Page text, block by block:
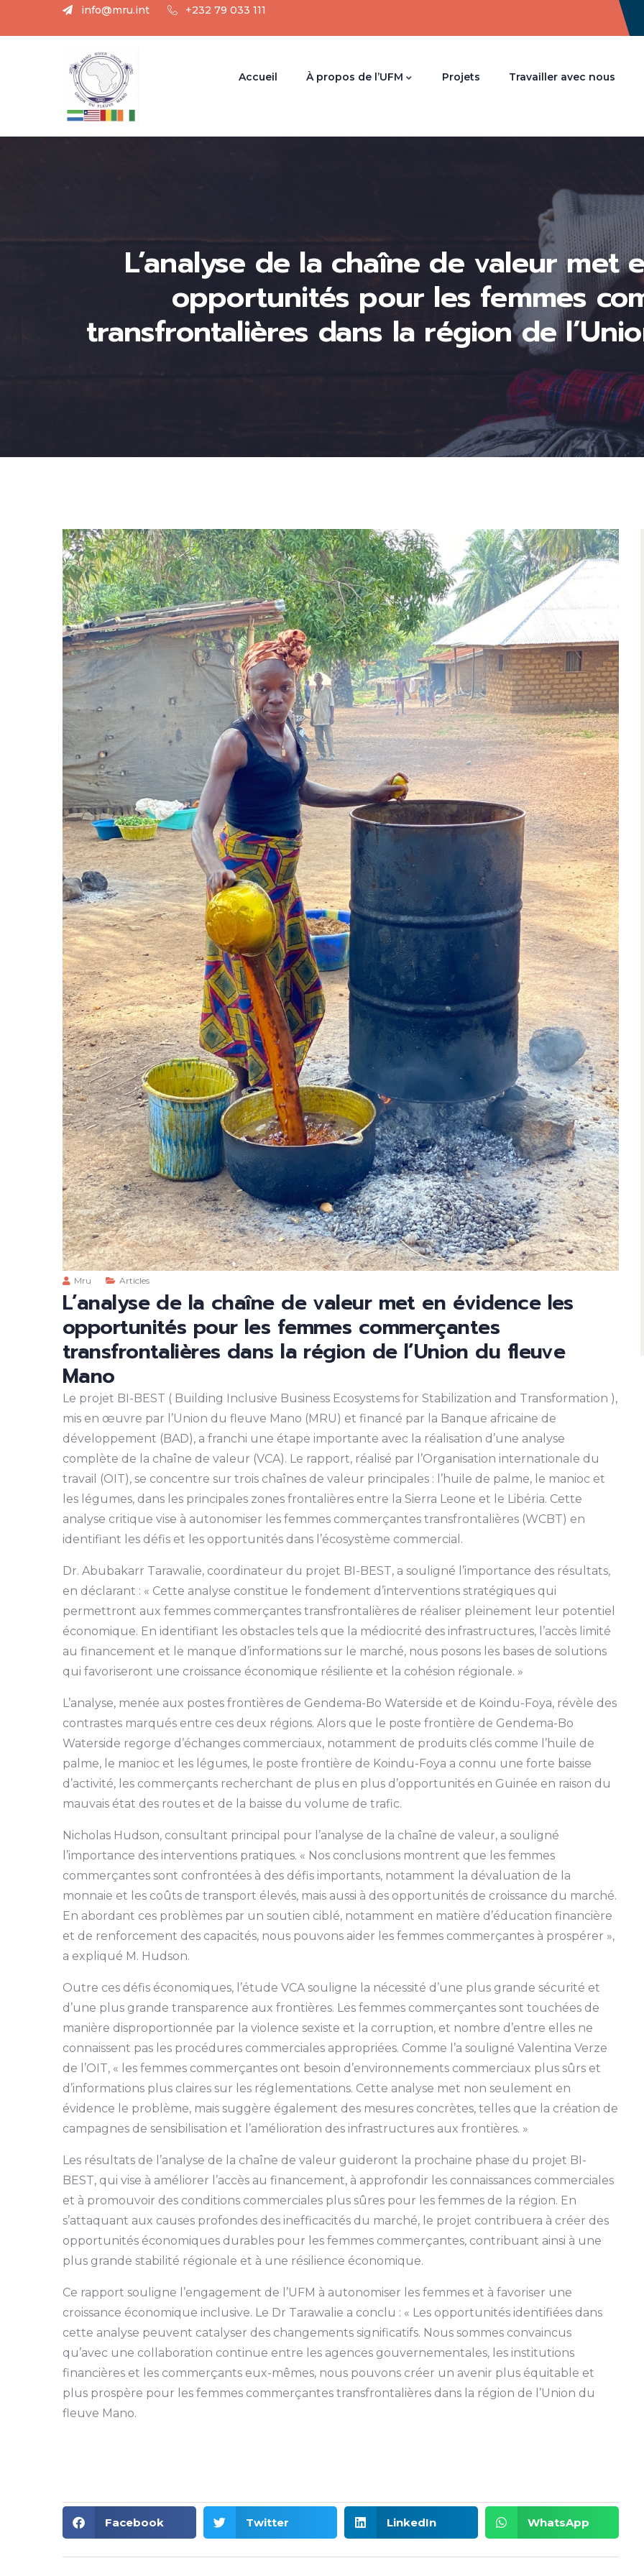
info@mru.int +232 79 033 111
Accueil À propos de l’UFM Projets Travailler avec nous
L’analyse de la chaîne de valeur met
opportunités pour les femmes
transfrontalières dans la région de
Mru Articles
L’analyse de la chaîne de valeur met en évidence les
opportunités pour les femmes commerçantes
transfrontalières dans la région de l’Union du fleuve
Mano
Le projet BI-BEST ( Building Inclusive Business Ecosystems for Stabilization and Transformation ),
mis en œuvre par l’Union du fleuve Mano (MRU) et financé par la Banque africaine de
développement (BAD), a franchi une étape importante avec la réalisation d’une analyse
complète de la chaîne de valeur (VCA). Le rapport, réalisé par l’Organisation internationale du
travail (OIT), se concentre sur trois chaînes de valeur principales : l’huile de palme, le manioc et
les légumes, dans les principales zones frontalières entre la Sierra Leone et le Libéria. Cette
analyse critique vise à autonomiser les femmes commerçantes transfrontalières (WCBT) en
identifiant les défis et les opportunités dans l’écosystème commercial.
Dr. Abubakarr Tarawalie, coordinateur du projet BI-BEST, a souligné l’importance des résultats,
en déclarant : « Cette analyse constitue le fondement d’interventions stratégiques qui
permettront aux femmes commerçantes transfrontalières de réaliser pleinement leur potentiel
économique. En identifiant les obstacles tels que la médiocrité des infrastructures, l’accès limité
au financement et le manque d’informations sur le marché, nous posons les bases de solutions
qui favoriseront une croissance économique résiliente et la cohésion régionale. »
L’analyse, menée aux postes frontières de Gendema-Bo Waterside et de Koindu-Foya, révèle des
contrastes marqués entre ces deux régions. Alors que le poste frontière de Gendema-Bo
Waterside regorge d’échanges commerciaux, notamment de produits clés comme l’huile de
palme, le manioc et les légumes, le poste frontière de Koindu-Foya a connu une forte baisse
d’activité, les commerçants recherchant de plus en plus d’opportunités en Guinée en raison du
mauvais état des routes et de la baisse du volume de trafic.
Nicholas Hudson, consultant principal pour l’analyse de la chaîne de valeur, a souligné
l’importance des interventions pratiques. « Nos conclusions montrent que les femmes
commerçantes sont confrontées à des défis importants, notamment la dévaluation de la
monnaie et les coûts de transport élevés, mais aussi à des opportunités de croissance du marché.
En abordant ces problèmes par un soutien ciblé, notamment en matière d’éducation financière
et de renforcement des capacités, nous pouvons aider les femmes commerçantes à prospérer »,
a expliqué M. Hudson.
Outre ces défis économiques, l’étude VCA souligne la nécessité d’une plus grande sécurité et
d’une plus grande transparence aux frontières. Les femmes commerçantes sont touchées de
manière disproportionnée par la violence sexiste et la corruption, et nombre d’entre elles ne
connaissent pas les procédures commerciales appropriées. Comme l’a souligné Valentina Verze
de l’OIT, « les femmes commerçantes ont besoin d’environnements commerciaux plus sûrs et
d’informations plus claires sur les réglementations. Cette analyse met non seulement en
évidence le problème, mais suggère également des mesures concrètes, telles que la création de
campagnes de sensibilisation et l’amélioration des infrastructures aux frontières. »
Les résultats de l’analyse de la chaîne de valeur guideront la prochaine phase du projet BI-
BEST, qui vise à améliorer l’accès au financement, à approfondir les connaissances commerciales
et à promouvoir des conditions commerciales plus sûres pour les femmes de la région. En
s’attaquant aux causes profondes des inefficacités du marché, le projet contribuera à créer des
opportunités économiques durables pour les femmes commerçantes, contribuant ainsi à une
plus grande stabilité régionale et à une résilience économique.
Ce rapport souligne l’engagement de l’UFM à autonomiser les femmes et à favoriser une
croissance économique inclusive. Le Dr Tarawalie a conclu : « Les opportunités identifiées dans
cette analyse peuvent catalyser des changements significatifs. Nous sommes convaincus
qu’avec une collaboration continue entre les agences gouvernementales, les institutions
financières et les commerçants eux-mêmes, nous pouvons créer un avenir plus équitable et
plus prospère pour les femmes commerçantes transfrontalières dans la région de l’Union du
fleuve Mano.
Facebook Twitter LinkedIn WhatsApp